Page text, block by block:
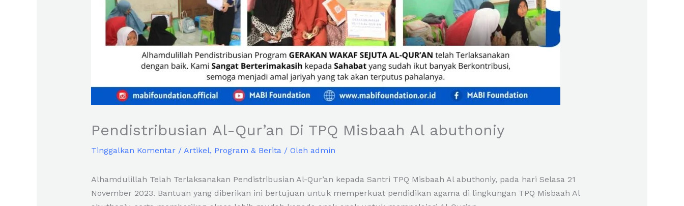
Pendistribusian Al-Qur’an Di TPQ Misbaah Al abuthoniy
Tinggalkan Komentar / Artikel, Program & Berita/ Oleh admin
Alhamdulillah Telah Terlaksanakan Pendistribusian Al-Qur’an kepada Santri TPQ Misbaah Al abuthoniy, pada hari Selasa 21
November 2023. Bantuan yang diberikan ini bertujuan untuk memperkuat pendidikan agama di lingkungan TPQ Misbaah Al